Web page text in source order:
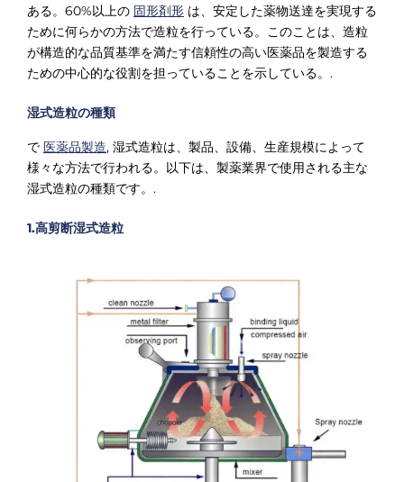
ある。60%以上の 固形剤形 は、安定した薬物送達を実現する
ために何らかの方法で造粒を行っている。このことは、造粒
が構造的な品質基準を満たす信頼性の高い医薬品を製造する
ための中心的な役割を担っていることを示している。.
湿式造粒の種類
で 医薬品製造, 湿式造粒は、製品、設備、生産規模によって
様々な方法で行われる。以下は、製薬業界で使用される主な
湿式造粒の種類です。.
1.高剪断湿式造粒